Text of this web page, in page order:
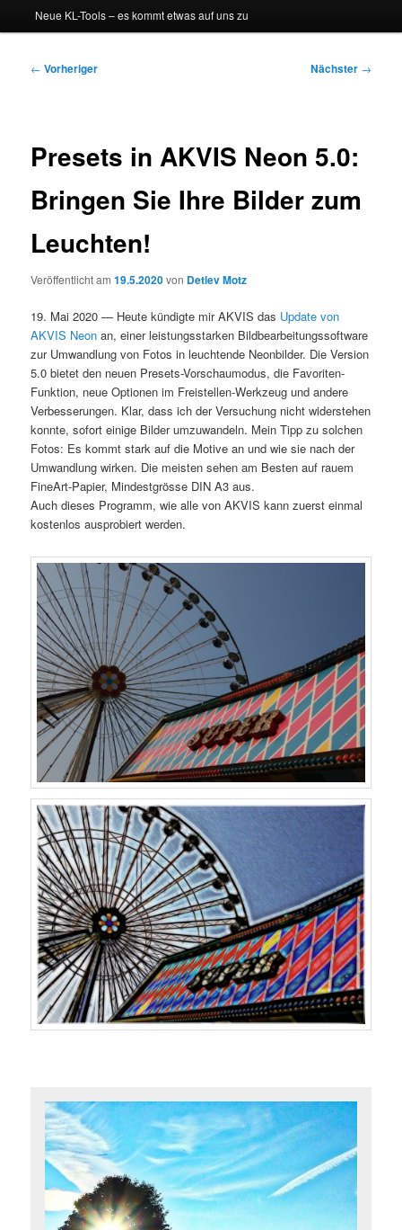
Neue KL-Tools – es kommt etwas auf uns zu
Beitragsnavigation
← Vorheriger Nächster →
Presets in AKVIS Neon 5.0:
Bringen Sie Ihre Bilder zum
Leuchten!
Veröffentlicht am19.5.2020von Detlev Motz
19. Mai 2020 — Heute kündigte mir AKVIS das Update von
AKVIS Neon an, einer leistungsstarken Bildbearbeitungssoftware
zur Umwandlung von Fotos in leuchtende Neonbilder. Die Version
5.0 bietet den neuen Presets-Vorschaumodus, die Favoriten-
Funktion, neue Optionen im Freistellen-Werkzeug und andere
Verbesserungen. Klar, dass ich der Versuchung nicht widerstehen
konnte, sofort einige Bilder umzuwandeln. Mein Tipp zu solchen
Fotos: Es kommt stark auf die Motive an und wie sie nach der
Umwandlung wirken. Die meisten sehen am Besten auf rauem
FineArt-Papier, Mindestgrösse DIN A3 aus.
Auch dieses Programm, wie alle von AKVIS kann zuerst einmal
kostenlos ausprobiert werden.